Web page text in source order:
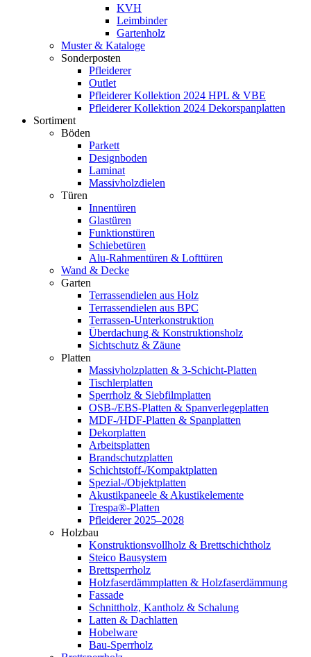
KVH
Leimbinder
Gartenholz
Muster & Kataloge
Sonderposten
Pfleiderer
Outlet
Pfleiderer Kollektion 2024 HPL & VBE
Pfleiderer Kollektion 2024 Dekorspanplatten
Sortiment
Böden
Parkett
Designboden
Laminat
Massivholzdielen
Türen
Innentüren
Glastüren
Funktionstüren
Schiebetüren
Alu-Rahmentüren & Lofttüren
Wand & Decke
Garten
Terrassendielen aus Holz
Terrassendielen aus BPC
Terrassen-Unterkonstruktion
Überdachung & Konstruktionsholz
Sichtschutz & Zäune
Platten
Massivholzplatten & 3-Schicht-Platten
Tischlerplatten
Sperrholz & Siebfilmplatten
OSB-/EBS-Platten & Spanverlegeplatten
MDF-/HDF-Platten & Spanplatten
Dekorplatten
Arbeitsplatten
Brandschutzplatten
Schichtstoff-/Kompaktplatten
Spezial-/Objektplatten
Akustikpaneele & Akustikelemente
Trespa®-Platten
Pfleiderer 2025–2028
Holzbau
Konstruktionsvollholz & Brettschichtholz
Steico Bausystem
Brettsperrholz
Holzfaserdämmplatten & Holzfaserdämmung
Fassade
Schnittholz, Kantholz & Schalung
Latten & Dachlatten
Hobelware
Bau-Sperrholz